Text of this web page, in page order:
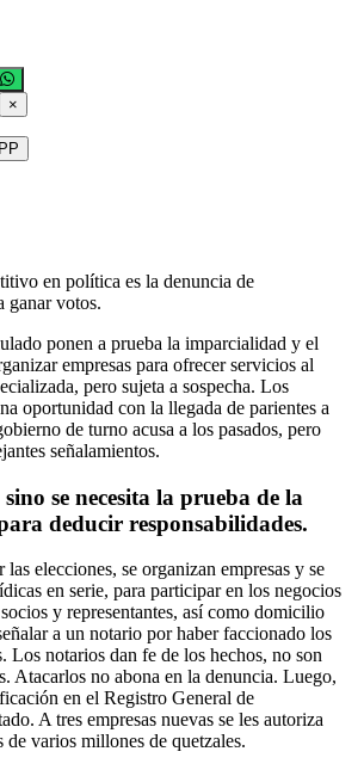
×
en política es la denuncia de
ganar votos.
ponen a prueba la imparcialidad y el
empresas para ofrecer servicios al
pero sujeta a sospecha. Los
oportunidad con la llegada de parientes a
de turno acusa a los pasados, pero
señalamientos.
se necesita la prueba de la
deducir responsabilidades.
las elecciones, se organizan empresas y se
en serie, para participar en los negocios
y representantes, así como domicilio
a un notario por haber faccionado los
Los notarios dan fe de los hechos, no son
Atacarlos no abona en la denuncia. Luego,
en el Registro General de
A tres empresas nuevas se les autoriza
varios millones de quetzales.